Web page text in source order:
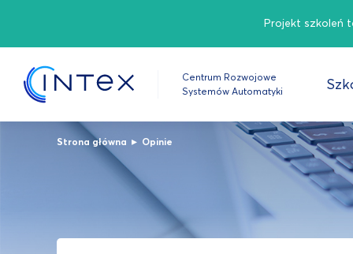
Projekt szkoleń
Centrum Rozwojowe
Systemów Automatyki
Strona główna ▸ Opinie